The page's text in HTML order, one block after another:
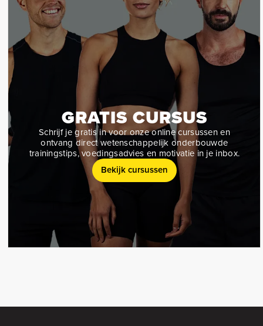
GRATIS CURSUS
Schrijf je gratis in voor onze online cursussen en
ontvang direct wetenschappelijk onderbouwde
trainingstips, voedingsadvies en motivatie in je inbox.
Bekijk cursussen